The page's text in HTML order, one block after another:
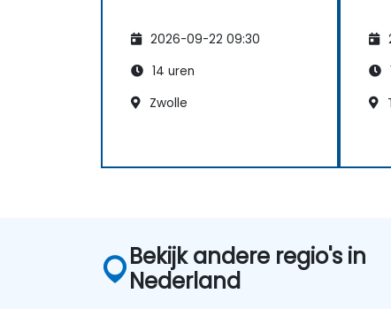
2026-09-22 09:30
14 uren
Zwolle
Bekijk andere regio's in
Nederland